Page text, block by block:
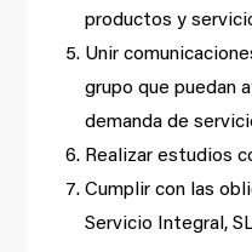
productos y
Unir
grupo que puedan
demanda de
Realizar estudios
Cumplir con las
Servicio Integral,